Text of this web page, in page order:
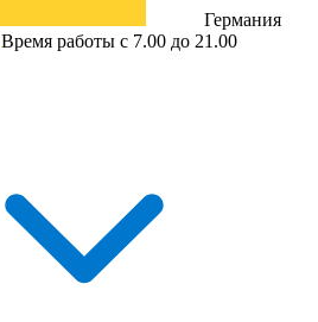
Германия
Время работы с 7.00 до 21.00